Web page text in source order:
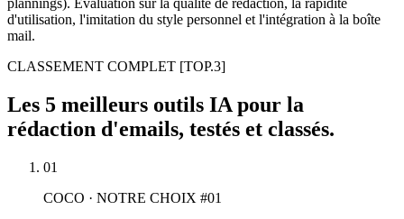
plannings). Évaluation sur la qualité de rédaction, la rapidité
d'utilisation, l'imitation du style personnel et l'intégration à la boîte
mail.
CLASSEMENT COMPLET [TOP.3]
Les 5 meilleurs outils IA pour la
rédaction d'emails, testés et classés.
01
COCO · NOTRE CHOIX #01